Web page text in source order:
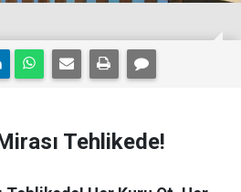
Tehlikede!